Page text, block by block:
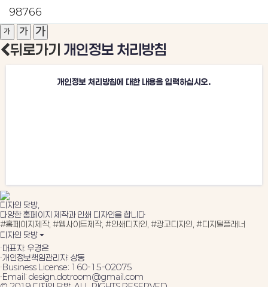
98766
뒤로가기 개인정보 처리방침
개인정보 처리방침에 대한 내용을 입력하십시오.
디자인 닷방,
다양한 홈페이지 제작과 인쇄 디자인을 합니다
#홈페이지제작, #웹사이트제작, #인쇄디자인, #광고디자인, #디지털플래너
디자인 닷방 ⏷
·대표자: 우경은
·개인정보책임관리자: 상동
·Business License: 160-15-02075
·Email: design.dotroom@gmail.com